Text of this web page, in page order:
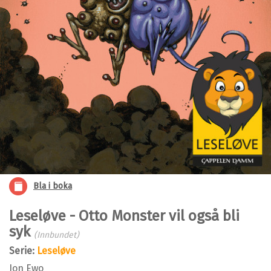
Bla i boka
Leseløve - Otto Monster vil også bli
syk (Innbundet)
Serie: Leseløve
Jon Ewo